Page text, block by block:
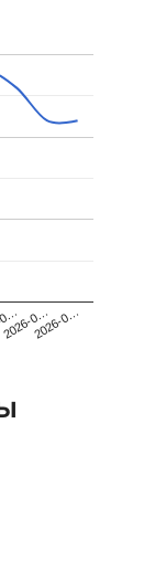
2026-0…2026-0…